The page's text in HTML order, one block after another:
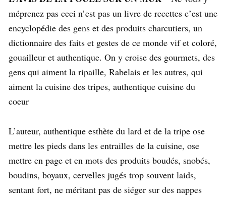
méprenez pas ceci n’est pas un livre de recettes c’est une
encyclopédie des gens et des produits charcutiers, un
dictionnaire des faits et gestes de ce monde vif et coloré,
gouailleur et authentique. On y croise des gourmets, des
gens qui aiment la ripaille, Rabelais et les autres, qui
aiment la cuisine des tripes, authentique cuisine du
coeur
L’auteur, authentique esthète du lard et de la tripe ose
mettre les pieds dans les entrailles de la cuisine, ose
mettre en page et en mots des produits boudés, snobés,
boudins, boyaux, cervelles jugés trop souvent laids,
sentant fort, ne méritant pas de siéger sur des nappes